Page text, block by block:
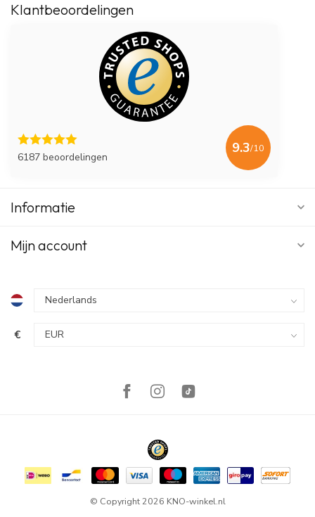
Klantbeoordelingen
6187 beoordelingen
9.3/10
Informatie
Mijn account
€
© Copyright 2026 KNO-winkel.nl